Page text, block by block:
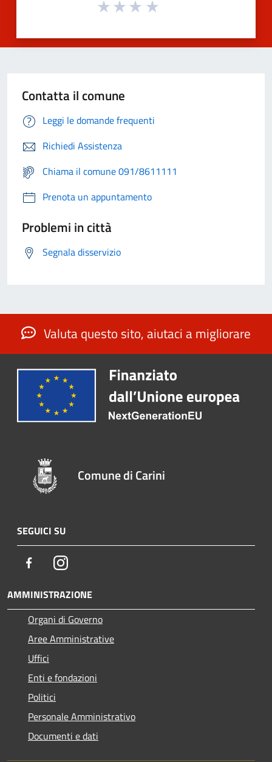
Contatta il comune
Leggi le domande frequenti
Richiedi Assistenza
Chiama il comune 091/8611111
Prenota un appuntamento
Problemi in città
Segnala disservizio
Valuta questo sito, aiutaci a migliorare
Comune di Carini
SEGUICI SU
FacebookInstagram
AMMINISTRAZIONE
Organi di Governo
Aree Amministrative
Uffici
Enti e fondazioni
Politici
Personale Amministrativo
Documenti e dati